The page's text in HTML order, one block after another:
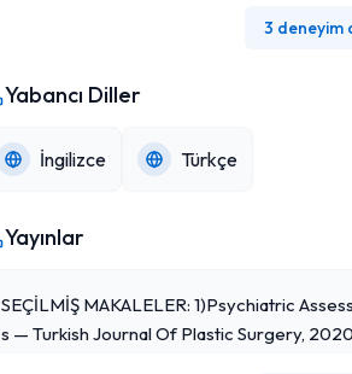
3 deneyim
Yabancı Diller
İngilizce Türkçe
Yayınlar
SEÇİLMİŞ MAKALELER: 1)Psychiatric
S — Turkish Journal Of Plastic Surgery,